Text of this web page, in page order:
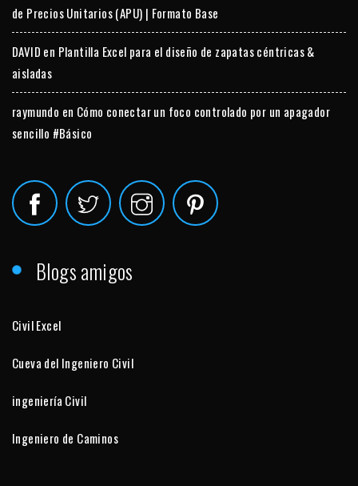
de Precios Unitarios (APU) | Formato Base
DAVID en Plantilla Excel para el diseño de zapatas céntricas &
aisladas
raymundo en Cómo conectar un foco controlado por un apagador
sencillo #Básico
Blogs amigos
Civil Excel
Cueva del Ingeniero Civil
ingeniería Civil
Ingeniero de Caminos